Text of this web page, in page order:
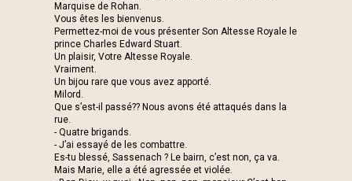
Marquise de Rohan.
Vous êtes les bienvenus.
Permettez-moi de vous présenter Son Altesse Royale le
prince Charles Edward Stuart.
Un plaisir, Votre Altesse Royale.
Vraiment.
Un bijou rare que vous avez apporté.
Milord.
Que s’est-il passé?? Nous avons été attaqués dans la
rue.
- Quatre brigands.
- J’ai essayé de les combattre.
Es-tu blessé, Sassenach ? Le bairn, c’est non, ça va.
Mais Marie, elle a été agressée et violée.